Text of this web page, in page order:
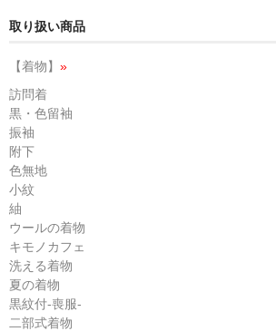
取り扱い商品
【着物】 »
訪問着
黒・色留袖
振袖
附下
色無地
小紋
紬
ウールの着物
キモノカフェ
洗える着物
夏の着物
黒紋付-喪服-
二部式着物